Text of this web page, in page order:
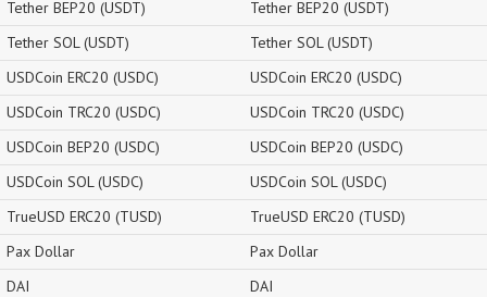
Tether BEP20 (USDT)
Tether SOL (USDT)
USDCoin ERC20 (USDC)
USDCoin TRC20 (USDC)
USDCoin BEP20 (USDC)
USDCoin SOL (USDC)
TrueUSD ERC20 (TUSD)
Pax Dollar
DAI
Tether BEP20 (USDT)
Tether SOL (USDT)
USDCoin ERC20 (USDC)
USDCoin TRC20 (USDC)
USDCoin BEP20 (USDC)
USDCoin SOL (USDC)
TrueUSD ERC20 (TUSD)
Pax Dollar
DAI